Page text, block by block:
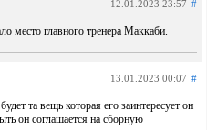
12.01.2023 23:57 #
место главного тренера Маккаби.
13.01.2023 00:07 #
та вещь которая его заинтересует он
он соглашается на сборную